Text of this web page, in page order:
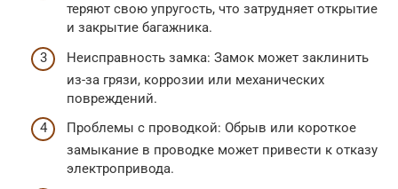
теряют свою упругость, что затрудняет открытие
и закрытие багажника.
Неисправность замка: Замок может заклинить
из-за грязи, коррозии или механических
повреждений.
Проблемы с проводкой: Обрыв или короткое
замыкание в проводке может привести к отказу
электропривода.